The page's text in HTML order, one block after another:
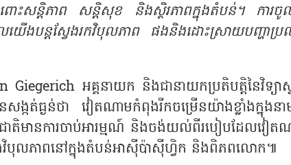
ោះសន្តិភាព សន្តិសុខ និងស្ថិរភាពក្នុងតំបន់។ ការចូ
ងបន្តស្វែងរកវិបុលភាព ផងនិងដោះស្រាយបញ្ហាប្
Giegerich អគ្គនាយក និងជានាយកប្រតិបត្តិនៃវិទ្យាស្
ង្កត់ធ្ងន់ថា វៀតណាមកំពុងរីកចម្រើនយ៉ាងខ្លាំងក្នុងនា
ជាតិមានការចាប់អារម្មណ៍ និងចង់យល់ពីរបៀបដែលវៀត
វិបុលភាពនៅក្នុងតំបន់អាស៊ីប៉ាស៊ីហ្វិក និងពិភពលោក៕